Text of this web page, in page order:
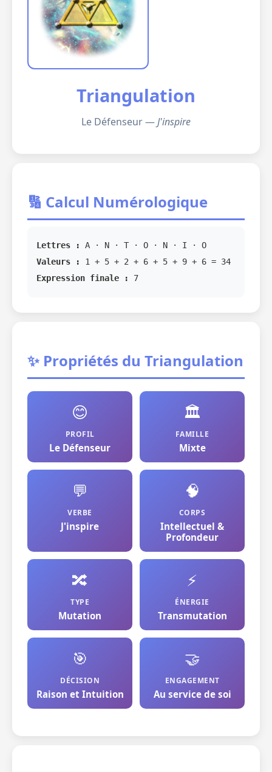
Triangulation
Le Défenseur —J'inspire
🔢 Calcul Numérologique
Lettres :
A · N · T · O · N · I · O
Valeurs :
1 + 5 + 2 + 6 + 5 + 9 + 6 = 34
Expression finale :
7
✨ Propriétés du Triangulation
😊
PROFIL
Le Défenseur
🏛️
FAMILLE
Mixte
💬
VERBE
J'inspire
🧠
CORPS
Intellectuel &
Profondeur
🔀
TYPE
Mutation
⚡
ÉNERGIE
Transmutation
🎯
DÉCISION
Raison et Intuition
🤝
ENGAGEMENT
Au service de soi